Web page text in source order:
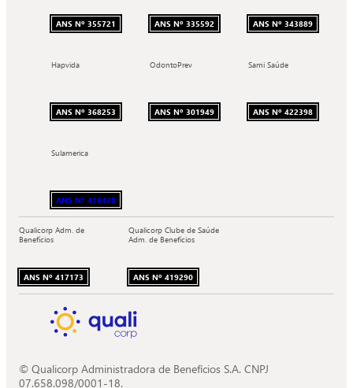
ANS Nº 355721 ANS Nº 335592 ANS Nº 343889
Hapvida
ANS Nº 368253
OdontoPrev
ANS Nº 301949
Sami Saúde
ANS Nº 422398
Sulamerica
ANS Nº 416428
Qualicorp Adm. de
Benefícios
ANS Nº 417173
Qualicorp Clube de Saúde
Adm. de Benefícios
ANS Nº 419290
© Qualicorp Administradora de Benefícios S.A. CNPJ
07.658.098/0001-18.